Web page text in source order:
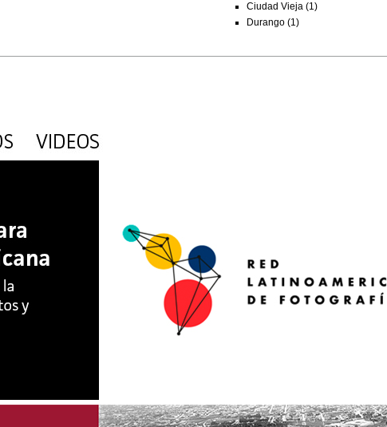
Ciudad Vieja (1)
Durango (1)